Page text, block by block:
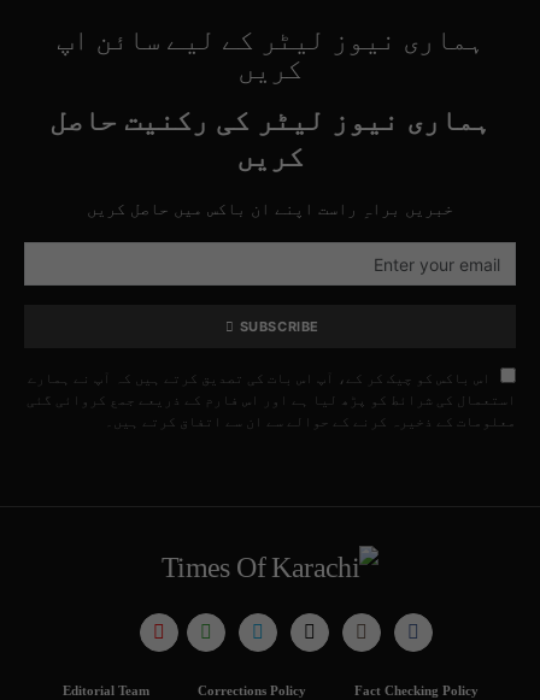
ہماری نیوز لیٹر کے لیے سائن اپ
کریں
ہماری نیوز لیٹر کی رکنیت حاصل
کریں
خبریں براہِ راست اپنے ان باکس میں حاصل کریں
SUBSCRIBE
اس باکس کو چیک کر کے، آپ اس بات کی تصدیق کرتے ہیں کہ آپ نے ہمارے
استعمال کی شرائط کو پڑھ لیا ہے اور اس فارم کے ذریعے جمع کروائی گئی
معلومات کے ذخیرہ کرنے کے حوالے سے ان سے اتفاق کرتے ہیں۔
Fact Checking Policy
Corrections Policy
Editorial Team